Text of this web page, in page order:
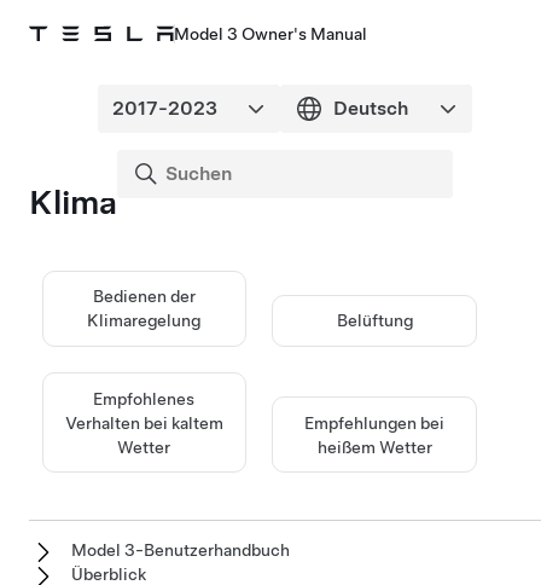
Model 3 Owner's Manual
Klima
Bedienen der
Klimaregelung
Belüftung
Empfohlenes
Verhalten bei kaltem
Wetter
Empfehlungen bei
heißem Wetter
Model 3-Benutzerhandbuch
Überblick